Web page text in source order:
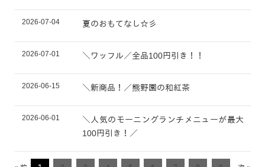
2026-07-04 夏のおもてなし☆彡
2026-07-01 ＼ワッフル／全品100円引き！！
2026-06-15 ＼新商品！／熊野園の和紅茶
2026-06-01
＼人気のモーニングランチメニューが最大
100円引き！／